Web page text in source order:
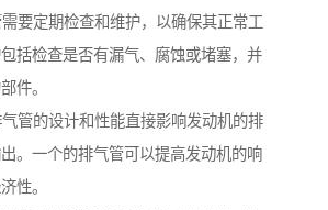
要定期检查和维护，以确保其正常工
括检查是否有漏气、腐蚀或堵塞，并
件。
管的设计和性能直接影响发动机的排
。一个的排气管可以提高发动机的响
性。